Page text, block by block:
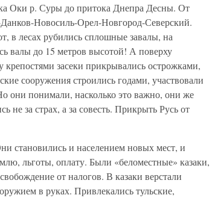
Оки р. Суры до притока Днепра Десны. От
Новосиль-Орел-Новгород-Северский.
в лесах рубились сплошные завалы, на
валы до 15 метров высотой! А поверху
засеки прикрывались острожками,
сооружения строились годами, участвовали
они понимали, насколько это важно, они же
не за страх, а за совесть. Прикрыть Русь от
становились и населением новых мест, и
льготы, оплату. Были «беломестные» казаки,
от налогов. В казаки верстали
в руках. Привлекались тульские,